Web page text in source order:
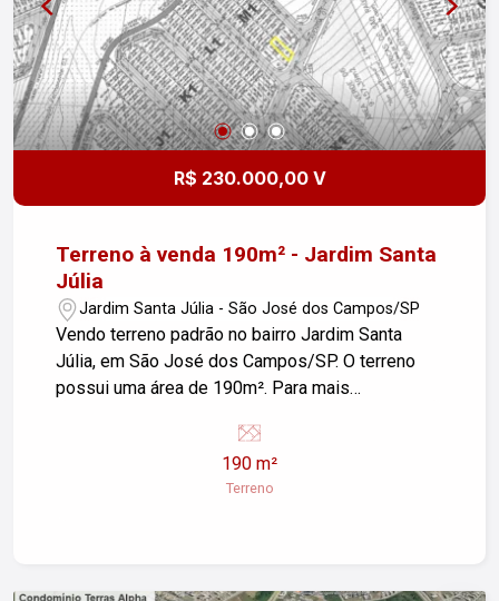
R$ 230.000,00 V
Terreno à venda 190m² - Jardim Santa
Júlia
Jardim Santa Júlia - São José dos Campos/SP
Vendo terreno padrão no bairro Jardim Santa
Júlia, em São José dos Campos/SP. O terreno
possui uma área de 190m². Para mais
190 m²
Terreno